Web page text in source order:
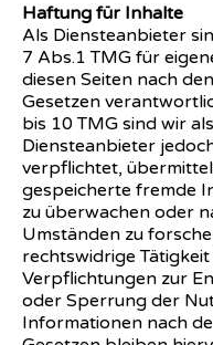
Haftung für Inhalte
Als Diensteanbieter
7 Abs.1 TMG für
diesen Seiten nach
Gesetzen
bis 10 TMG sind wir als
Diensteanbieter
verpflichtet,
gespeicherte fremde
zu überwachen oder
Umständen zu
rechtswidrige Tätigkeit
Verpflichtungen zur
oder Sperrung der
Informationen nach